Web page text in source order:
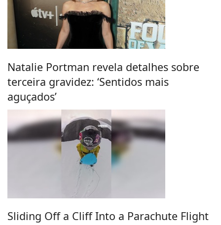
Natalie Portman revela detalhes sobre
terceira gravidez: ‘Sentidos mais
aguçados’
Sliding Off a Cliff Into a Parachute Flight